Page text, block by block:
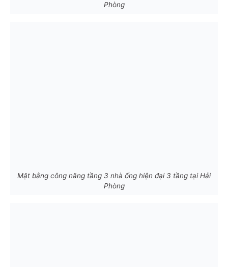
Phòng
Mặt bằng công năng tầng 3 nhà ống hiện đại 3 tầng tại Hải
Phòng